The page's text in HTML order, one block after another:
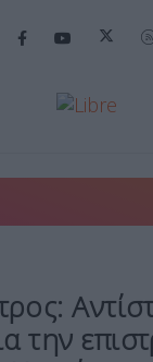
μέτρηση…
την